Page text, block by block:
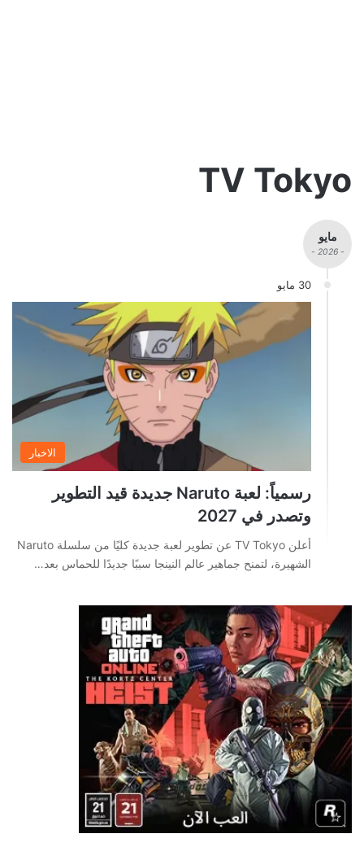
TV Tokyo
مايو
- 2026 -
30 مايو
الاخبار
رسمياً: لعبة Naruto جديدة قيد التطوير
وتصدر في 2027
أعلن TV Tokyo عن تطوير لعبة جديدة كليًا من سلسلة Naruto
الشهيرة، لتمنح جماهير عالم النينجا سببًا جديدًا للحماس بعد…